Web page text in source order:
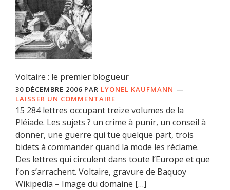
Voltaire : le premier blogueur
30 DÉCEMBRE 2006 PAR LYONEL KAUFMANN
LAISSER UN COMMENTAIRE
15 284 lettres occupant treize volumes de la
Pléiade. Les sujets ? un crime à punir, un conseil à
donner, une guerre qui tue quelque part, trois
bidets à commander quand la mode les réclame.
Des lettres qui circulent dans toute l’Europe et que
l’on s’arrachent. Voltaire, gravure de Baquoy
Wikipedia – Image du domaine […]